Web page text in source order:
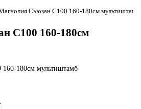
Сьюзан С100 160-180см мультиштамб
С100 160-180см